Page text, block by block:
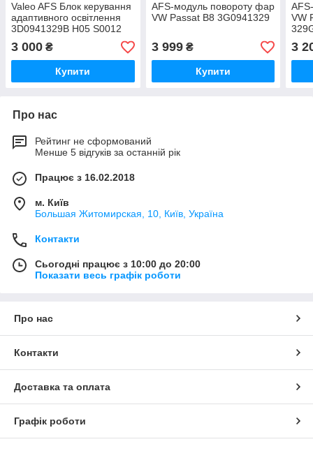
Valeo AFS Блок керування
адаптивного освітлення
3D0941329B H05 S0012
89503912 Made in Spain
3 000 ₴
Купити
AFS-модуль повороту фар
VW Passat B8 3G0941329
3 999₴
Купити
VW
3
Про нас
Рейтинг не сформований
Менше 5 відгуків за останній рік
Працює з 16.02.2018
м. Київ
Большая Житомирская, 10, Київ, Україна
Контакти
Сьогодні працює з 10:00 до 20:00
Показати весь графік роботи
Про нас
Контакти
Доставка та оплата
Графік роботи